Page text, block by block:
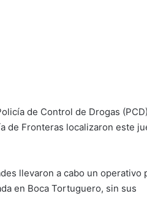
de Control de Drogas
de Fronteras localizaron este
llevaron a cabo un operativo
en Boca Tortuguero, sin sus